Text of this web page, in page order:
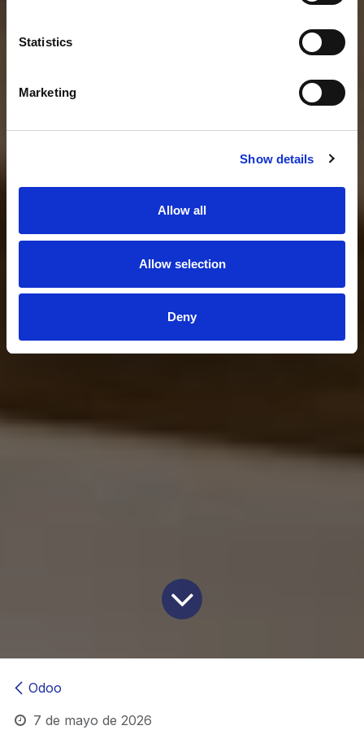
Statistics
Marketing
Show details
Allow all
Allow selection
Deny
Odoo
7 de mayo de 2026